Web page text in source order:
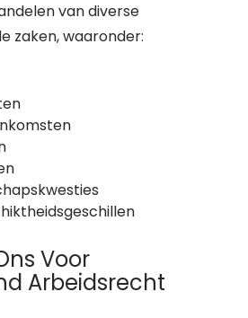
van diverse
zaken, waaronder:
Voor
Arbeidsrecht